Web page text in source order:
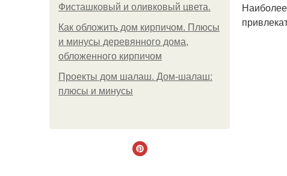
Фисташковый и оливковый цвета.
Как обложить дом кирпичом. Плюсы
и минусы деревянного дома,
обложенного кирпичом
Проекты дом шалаш. Дом-шалаш:
плюсы и минусы